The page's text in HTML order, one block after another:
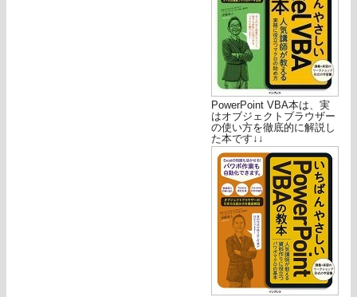
PowerPoint VBA本は、実
はオブジェクトブラウザー
の使い方を徹底的に解説し
た本です↓↓